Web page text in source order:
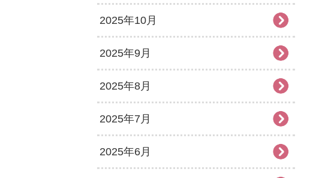
2025年10月
2025年9月
2025年8月
2025年7月
2025年6月